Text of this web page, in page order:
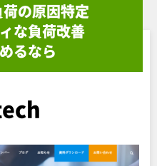
の原因特定
な負荷改善
るなら